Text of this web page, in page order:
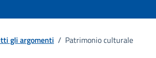
gli argomenti / Patrimonio culturale